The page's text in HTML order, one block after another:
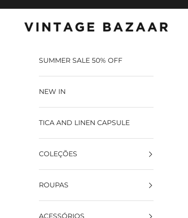
Vintage Bazaar
SUMMER SALE 50% OFF
NEW IN
TICA AND LINEN CAPSULE
COLEÇÕES
ROUPAS
ACESSÓRIOS